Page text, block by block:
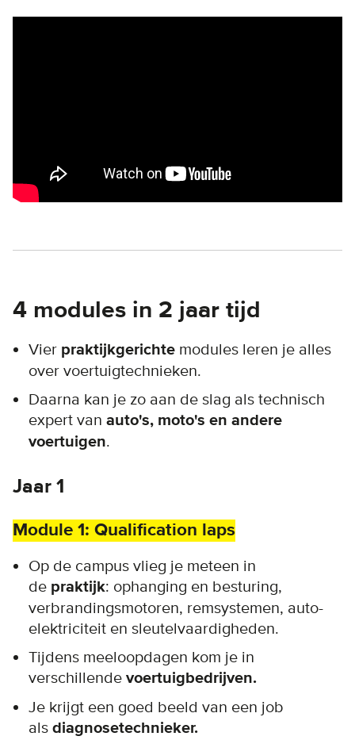
4 modules in 2 jaar tijd
Vier praktijkgerichte modules leren je alles
over voertuigtechnieken.
Daarna kan je zo aan de slag als technisch
expert van auto's, moto's en andere
voertuigen.
Jaar 1
Module 1: Qualification laps
Op de campus vlieg je meteen in
de praktijk: ophanging en besturing,
verbrandingsmotoren, remsystemen, auto-
elektriciteit en sleutelvaardigheden.
Tijdens meeloopdagen kom je in
verschillende voertuigbedrijven.
Je krijgt een goed beeld van een job
als diagnosetechnieker.